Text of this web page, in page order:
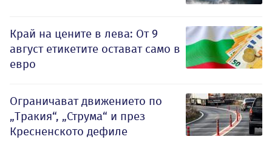
Край на цените в лева: От 9
август етикетите остават само в
евро
Ограничават движението по
„Тракия“, „Струма“ и през
Кресненското дефиле